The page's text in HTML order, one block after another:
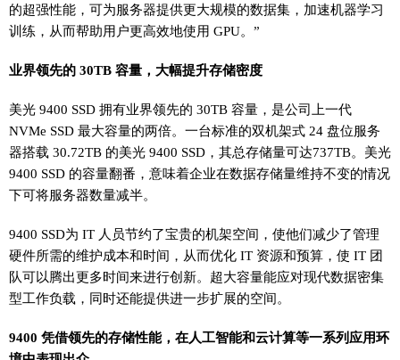
的超强性能，可为服务器提供更大规模的数据集，加速机器学习
训练，从而帮助用户更高效地使用 GPU。”
业界领先的 30TB 容量，大幅提升存储密度
美光 9400 SSD 拥有业界领先的 30TB 容量，是公司上一代
NVMe SSD 最大容量的两倍。一台标准的双机架式 24 盘位服务
器搭载 30.72TB 的美光 9400 SSD，其总存储量可达737TB。美光
9400 SSD 的容量翻番，意味着企业在数据存储量维持不变的情况
下可将服务器数量减半。
9400 SSD为 IT 人员节约了宝贵的机架空间，使他们减少了管理
硬件所需的维护成本和时间，从而优化 IT 资源和预算，使 IT 团
队可以腾出更多时间来进行创新。超大容量能应对现代数据密集
型工作负载，同时还能提供进一步扩展的空间。
9400 凭借领先的存储性能，在人工智能和云计算等一系列应用环